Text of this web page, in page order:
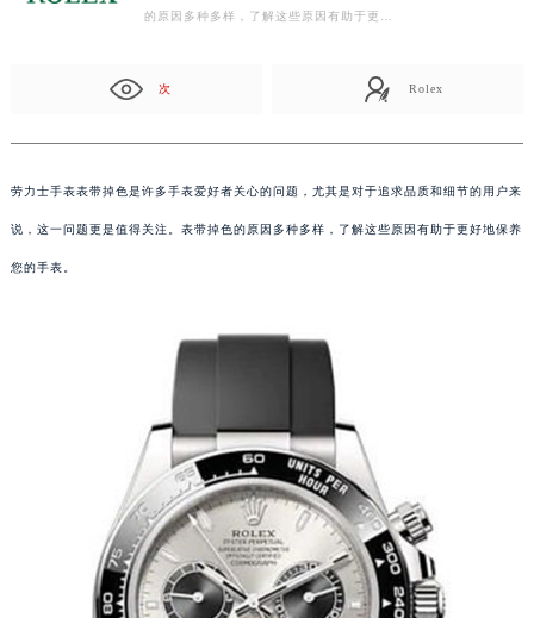
的原因多种多样，了解这些原因有助于更…
次 Rolex
劳力士手表表带掉色是许多手表爱好者关心的问题，尤其是对于追求品质和细节的用户来
说，这一问题更是值得关注。表带掉色的原因多种多样，了解这些原因有助于更好地保养
您的手表。